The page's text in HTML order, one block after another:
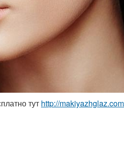
тут http://